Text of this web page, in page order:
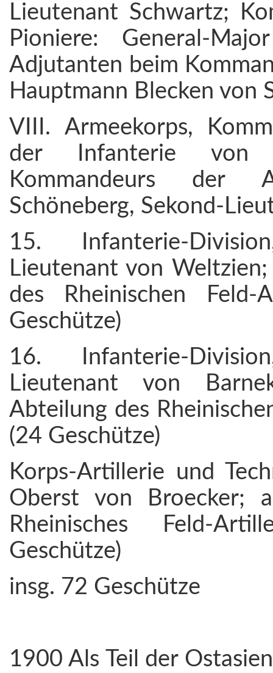
Lieutenant Schwartz;
Pioniere: General-
Adjutanten beim
Hauptmann Blecken von
VIII. Armeekorps,
der Infanterie von
Kommandeurs der
Schöneberg, Sekond-
15. Infanterie-
Lieutenant von
des Rheinischen
Geschütze)
16. Infanterie-
Lieutenant von
Abteilung des
(24 Geschütze)
Korps-Artillerie und
Oberst von Broecker;
Rheinisches Feld-
Geschütze)
insg. 72 Geschütze
1900 Als Teil der